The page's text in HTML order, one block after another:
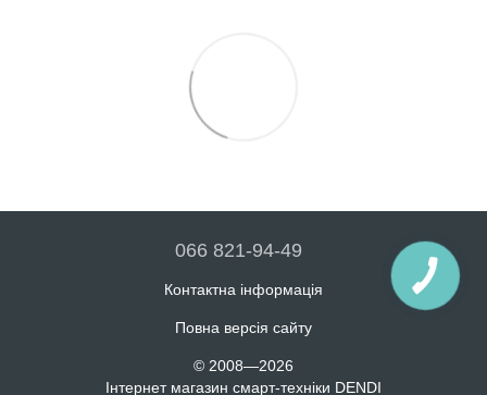
066 821-94-49
Контактна інформація
Повна версія сайту
© 2008—2026
Інтернет магазин смарт-техніки DENDI